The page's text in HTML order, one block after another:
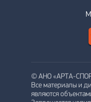
© АНО «АРТА-
Все материалы и
являются